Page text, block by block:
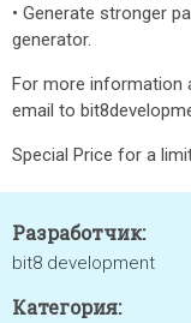
• Generate stronger
generator.
For more information
email to
Special Price for a
Разработчик:
bit8 development
Категория: